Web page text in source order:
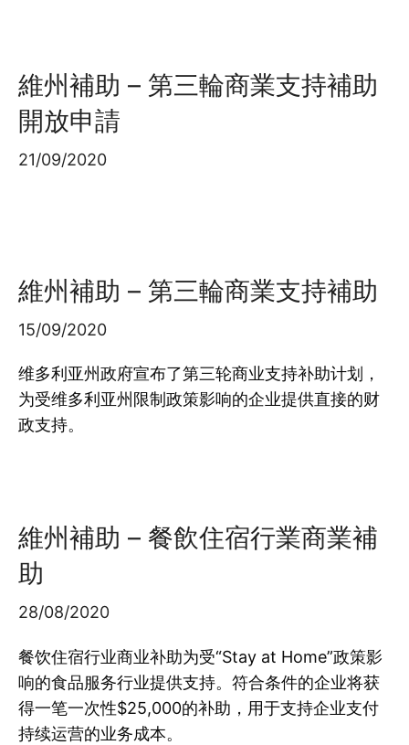
維州補助 – 第三輪商業支持補助
開放申請
21/09/2020
維州補助 – 第三輪商業支持補助
15/09/2020
维多利亚州政府宣布了第三轮商业支持补助计划，
为受维多利亚州限制政策影响的企业提供直接的财
政支持。
維州補助 – 餐飲住宿行業商業補
助
28/08/2020
餐饮住宿行业商业补助为受“Stay at Home”政策影
响的食品服务行业提供支持。符合条件的企业将获
得一笔一次性$25,000的补助，用于支持企业支付
持续运营的业务成本。